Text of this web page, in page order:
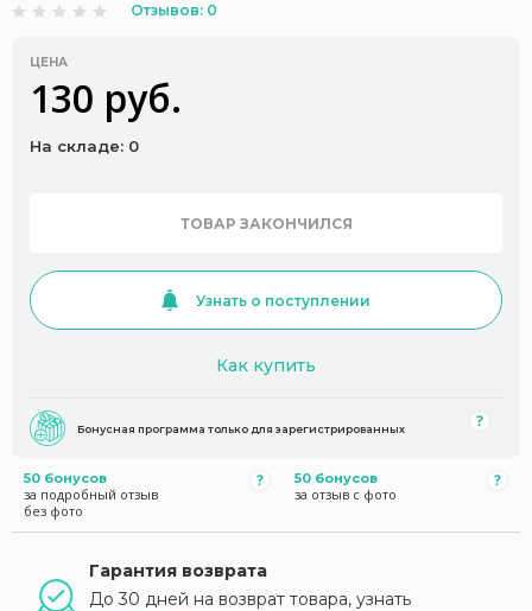
Отзывов: 0
ЦЕНА
130 руб.
На складе: 0
ТОВАР ЗАКОНЧИЛСЯ
Узнать о поступлении
Как купить
Бонусная программа только для зарегистрированных
50 бонусов
за подробный отзыв
без фото
50 бонусов
за отзыв с фото
Гарантия возврата
До 30 дней на возврат товара, узнать